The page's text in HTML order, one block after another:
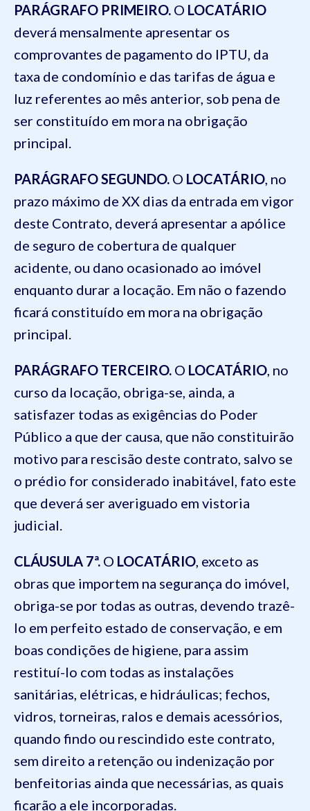
PARÁGRAFO PRIMEIRO. O LOCATÁRIO
deverá mensalmente apresentar os
comprovantes de pagamento do IPTU, da
taxa de condomínio e das tarifas de água e
luz referentes ao mês anterior, sob pena de
ser constituído em mora na obrigação
principal.
PARÁGRAFO SEGUNDO. O LOCATÁRIO , no
prazo máximo de XX dias da entrada em vigor
deste Contrato, deverá apresentar a apólice
de seguro de cobertura de qualquer
acidente, ou dano ocasionado ao imóvel
enquanto durar a locação. Em não o fazendo
ficará constituído em mora na obrigação
principal.
PARÁGRAFO TERCEIRO. O LOCATÁRIO , no
curso da locação, obriga-se, ainda, a
satisfazer todas as exigências do Poder
Público a que der causa, que não constituirão
motivo para rescisão deste contrato, salvo se
o prédio for considerado inabitável, fato este
que deverá ser averiguado em vistoria
judicial.
CLÁUSULA 7ª. O LOCATÁRIO , exceto as
obras que importem na segurança do imóvel,
obriga-se por todas as outras, devendo trazê-
lo em perfeito estado de conservação, e em
boas condições de higiene, para assim
restituí-lo com todas as instalações
sanitárias, elétricas, e hidráulicas; fechos,
vidros, torneiras, ralos e demais acessórios,
quando findo ou rescindido este contrato,
sem direito a retenção ou indenização por
benfeitorias ainda que necessárias, as quais
ficarão a ele incorporadas.